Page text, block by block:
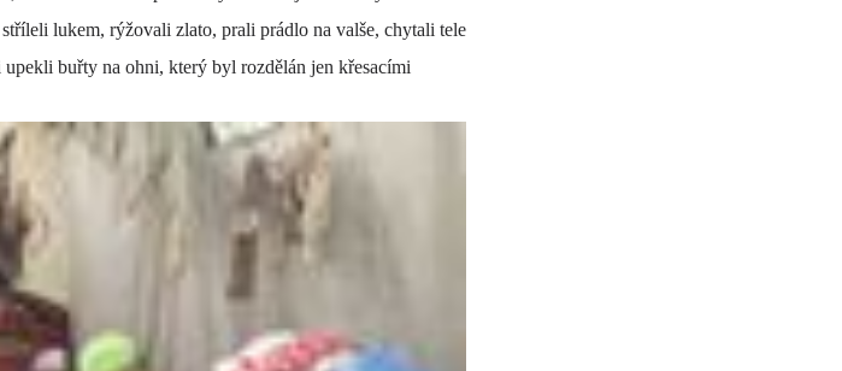
lukem, rýžovali zlato, prali prádlo na valše, chytali tele
buřty na ohni, který byl rozdělán jen křesacími